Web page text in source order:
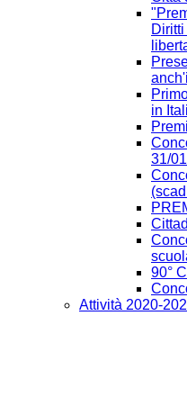
in
31/
90°
Attività 2020-